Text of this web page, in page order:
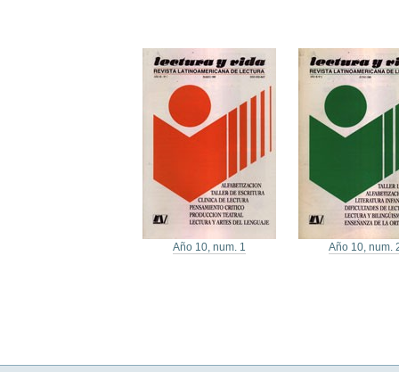
Año 10, num. 1 Año 10, num.